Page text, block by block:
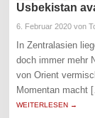
Usbekistan
6. Februar 2020 von
In Zentralasien
doch immer mehr
von Orient
Momentan macht
WEITERLESEN →